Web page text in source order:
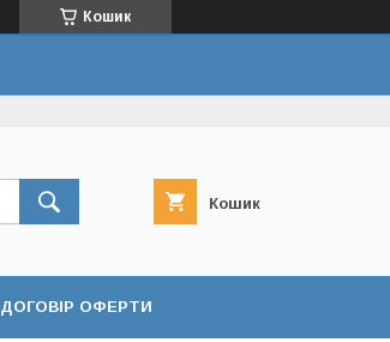
Кошик
Кошик
ДОГОВІР ОФЕРТИ